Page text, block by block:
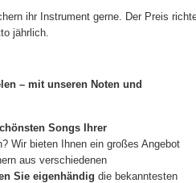
ihr Instrument gerne. Der Preis
jährlich.
– mit unseren Noten und
Songs Ihrer
Wir bieten Ihnen ein großes Angebot
aus verschiedenen
Sie eigenhändig die bekanntesten